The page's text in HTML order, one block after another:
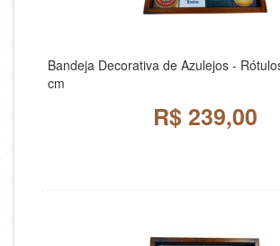
Bandeja Decorativa de Azulejos -
cm
R$ 239,00